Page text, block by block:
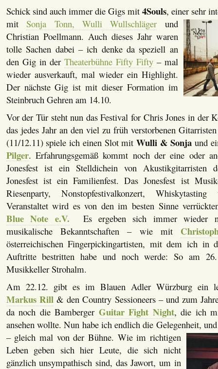
Schick sind auch immer die Gigs mit 4Souls, einer sehr
mitSonja Tonn, Wulli Wullschläger und
Christian Poellmann. Auch dieses Jahr waren
tolle Sachen dabei – ich denke da speziell an
den Gig in der Theaterbühne Fifty Fifty– mal
wieder ausverkauft, mal wieder ein Highlight.
Der nächste Gig ist mit dieser Formation im
Steinbruch Gehren am 14.10.
Vor der Tür steht nun das Festival for Chris Jones in der
das jedes Jahr an den viel zu früh verstorbenen
(11/12.11) spiele ich einen Slot mit Wulli & Sonja und
Pilger. Erfahrungsgemäß kommt noch der eine oder
Jonesfest ist ein Stelldichein von Akustikgitarristen
Jonesfest ist ein Familienfest. Das Jonesfest ist
Riesenparty, Nonstopfestivalkonzert,
Veranstaltet wird es von den im besten Sinne
Blue Note e.V. Es ergeben sich immer wieder
musikalische Bekanntschaften – wie mit
österreichischen Fingerpickingartisten, mit dem ich in
Auftritte bestritten habe und noch werde: So am
Musikkeller Strohalm.
Am 22.12. gibt es im Blauen Adler Würzburg ein
Markus Rill & den Country Sessioneers – und zum
da noch die Bamberger Guitar Fight Night, die ich
ansehen wollte. Nun habe ich endlich die Gelegenheit,
– gleich mal von der Bühne. Wie im richtigen
Leben geben sich hier Leute, die sich nicht
gänzlich unsympathisch sind, das Jawort, um in